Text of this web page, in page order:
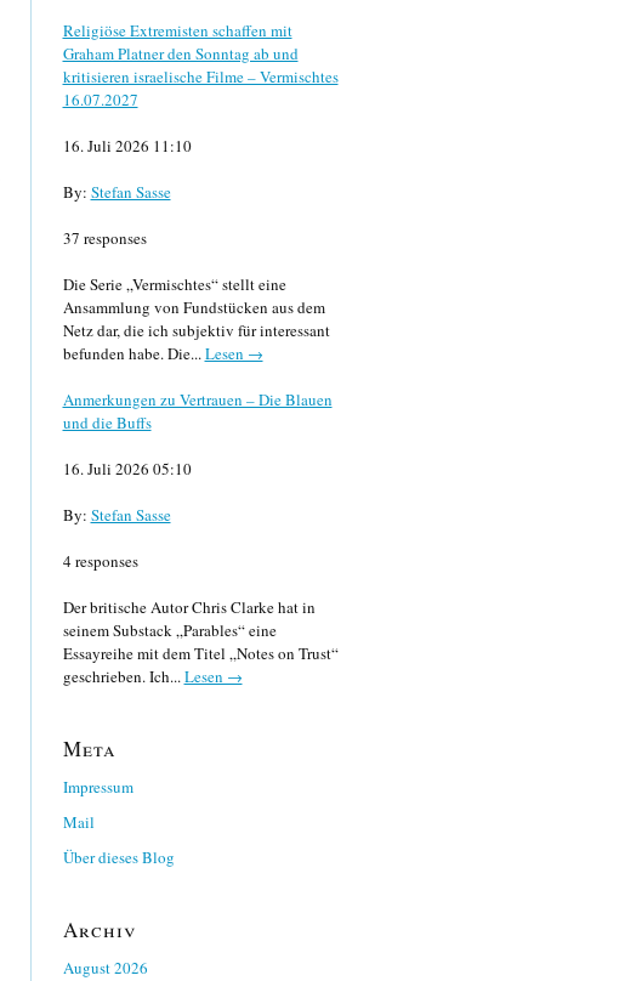
Religiöse Extremisten schaffen mit
Graham Platner den Sonntag ab und
kritisieren israelische Filme – Vermischtes
16.07.2027
16. Juli 2026 11:10
By: Stefan Sasse
37 responses
Die Serie „Vermischtes“ stellt eine
Ansammlung von Fundstücken aus dem
Netz dar, die ich subjektiv für interessant
befunden habe. Die...Lesen →
Anmerkungen zu Vertrauen – Die Blauen
und die Buffs
16. Juli 2026 05:10
By: Stefan Sasse
4 responses
Der britische Autor Chris Clarke hat in
seinem Substack „Parables“ eine
Essayreihe mit dem Titel „Notes on Trust“
geschrieben. Ich...Lesen →
Meta
Impressum
Mail
Über dieses Blog
Archiv
August 2026